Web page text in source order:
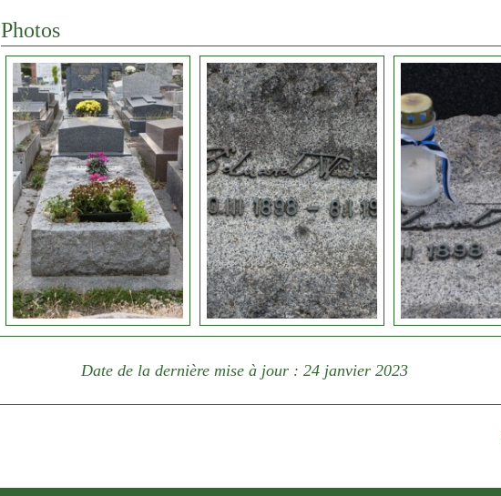
Photos
Date de la dernière mise à jour : 24 janvier 2023